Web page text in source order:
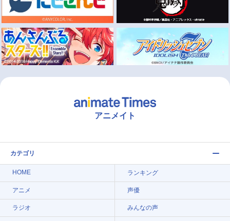
アニメイト
カテゴリ
HOME ランキング
アニメ 声優
ラジオ みんなの声